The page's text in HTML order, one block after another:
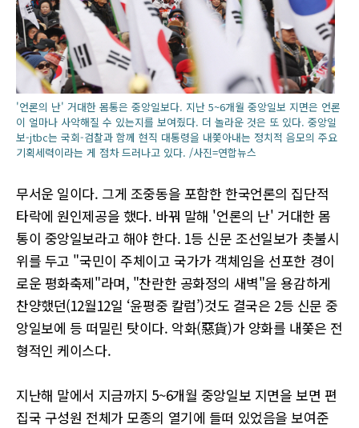
'언론의 난' 거대한 몸통은 중앙일보다. 지난 5~6개월 중앙일보 지면은 언론
이 얼마나 사악해질 수 있는지를 보여줬다. 더 놀라운 것은 또 있다. 중앙일
보-jtbc는 국회-검찰과 함께 현직 대통령을 내쫓아내는 정치적 음모의 주요
기획세력이라는 게 점차 드러나고 있다. /사진=연합뉴스
무서운 일이다. 그게 조중동을 포함한 한국언론의 집단적
타락에 원인제공을 했다. 바꿔 말해 '언론의 난' 거대한 몸
통이 중앙일보라고 해야 한다. 1등 신문 조선일보가 촛불시
위를 두고 "국민이 주체이고 국가가 객체임을 선포한 경이
로운 평화축제"라며, "찬란한 공화정의 새벽"을 용감하게
찬양했던(12월12일 ‘윤평중 칼럼’)것도 결국은 2등 신문 중
앙일보에 등 떠밀린 탓이다. 악화(惡貨)가 양화를 내쫓은 전
형적인 케이스다.
지난해 말에서 지금까지 5~6개월 중앙일보 지면을 보면 편
집국 구성원 전체가 모종의 열기에 들떠 있었음을 보여준